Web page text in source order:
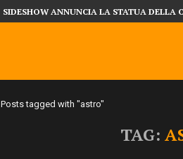
SIDESHOW ANNUNCIA LA STATUA DELLA
Posts tagged with "astro"
TAG: